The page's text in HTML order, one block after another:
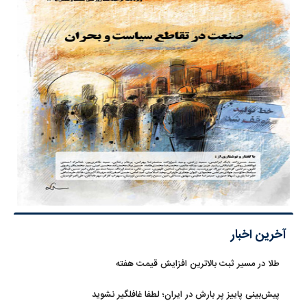
آخرین اخبار
طلا در مسیر ثبت بالاترین افزایش قیمت هفته
پیش‌بینی پاییز پر بارش در ایران؛ لطفا غافلگیر نشوید